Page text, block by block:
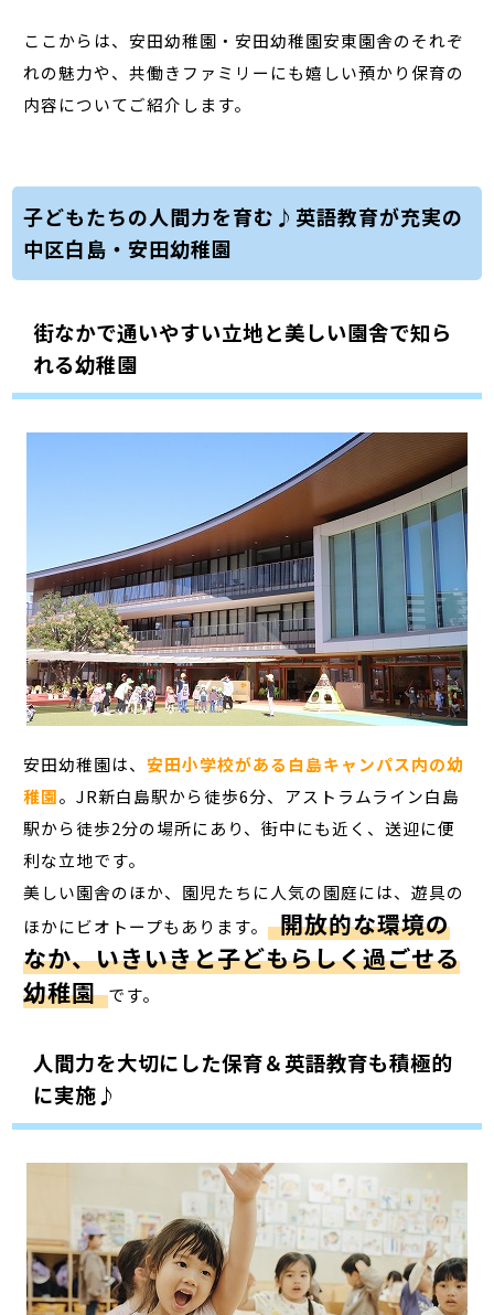
ここからは、安田幼稚園・安田幼稚園安東園舎のそれぞ
れの魅力や、共働きファミリーにも嬉しい預かり保育の
内容についてご紹介します。
子どもたちの人間力を育む♪英語教育が充実の
中区白島・安田幼稚園
街なかで通いやすい立地と美しい園舎で知ら
れる幼稚園
安田幼稚園は、安田小学校がある白島キャンパス内の幼
稚園。JR新白島駅から徒歩6分、アストラムライン白島
駅から徒歩2分の場所にあり、街中にも近く、送迎に便
利な立地です。
美しい園舎のほか、園児たちに人気の園庭には、遊具の
ほかにビオトープもあります。 開放的な環境の
なか、いきいきと子どもらしく過ごせる
幼稚園 です。
人間力を大切にした保育＆英語教育も積極的
に実施♪